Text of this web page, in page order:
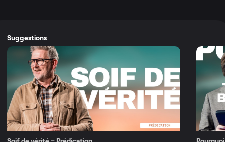
Suggestions